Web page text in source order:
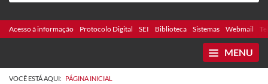
Acesso à informação Protocolo Digital SEI Biblioteca Sistemas Webmail
MENU
VOCÊ ESTÁ AQUI: PÁGINA INICIAL